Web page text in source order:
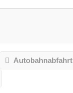
Autobahnabfahrt